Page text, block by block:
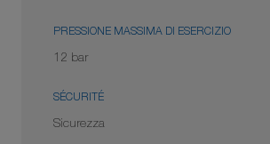
PRESSIONE MASSIMA DI ESERCIZIO
12 bar
SÉCURITÉ
Sicurezza